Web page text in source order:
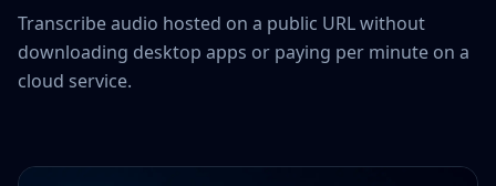
Transcribe audio hosted on a public URL without
downloading desktop apps or paying per minute on a
cloud service.